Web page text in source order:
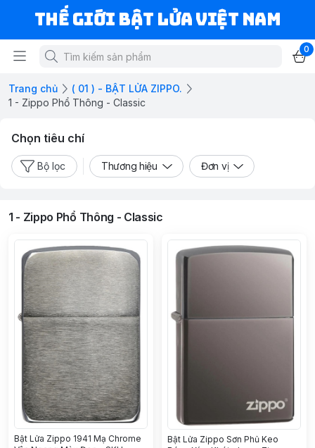
Thế Giới Bật Lửa Việt Nam
0
Trang chủ
( 01 ) - BẬT LỬA ZIPPO.
1 - Zippo Phổ Thông - Classic
Chọn tiêu chí
Bộ lọc Thương hiệu Đơn vị
1 - Zippo Phổ Thông - Classic
Bật Lửa Zippo 1941 Mạ Chrome
Bật Lửa Zippo Sơn Phủ Keo